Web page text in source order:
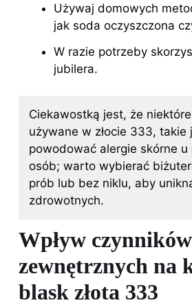
Używaj domowych
jak soda oczyszczona
W razie potrzeby
jubilera.
Ciekawostką jest, że
używane w złocie 333, takie
powodować alergie skórne u
osób; warto wybierać
prób lub bez niklu, aby
zdrowotnych.
Wpływ czynników
zewnętrznych na
blask złota 333